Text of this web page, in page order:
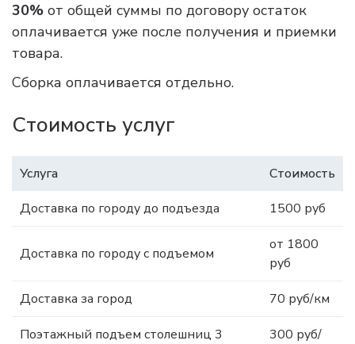
30% от общей суммы по договору остаток
оплачивается уже после получения и приемки
товара.
Сборка оплачивается отдельно.
Стоимость услуг
Услуга
Стоимость
Доставка по городу до подъезда
1500 руб
Доставка по городу с подъемом
от 1800
руб
Доставка за город 70 руб/км
Поэтажный подъем столешниц 3
300 руб/